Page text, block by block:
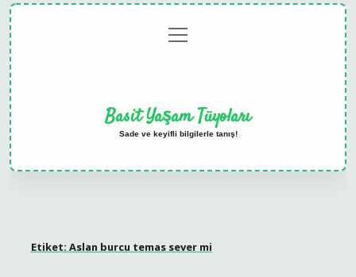
menüyü
aç
Basit Yaşam Tüyoları
Sade ve keyifli bilgilerle tanış!
Etiket: Aslan burcu temas sever mi